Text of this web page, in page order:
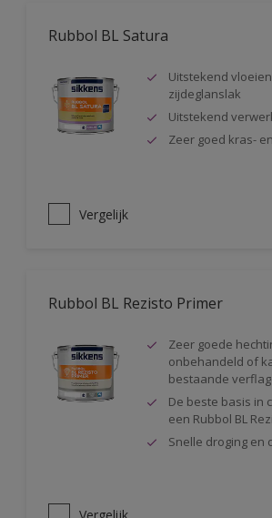
Rubbol BL Satura
Uitstekend
zijdeglanslak
Uitstekend
Zeer goed kras-
Vergelijk
Rubbol BL Rezisto Primer
Zeer goede
onbehandeld of
bestaande
De beste basis in
een Rubbol BL
Snelle droging en
Vergelijk